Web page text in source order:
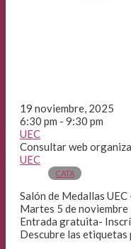
19 noviembre, 2025
6:30 pm - 9:30 pm
UEC
Consultar web
UEC
CATA
Salón de Medallas
Martes 5 de noviembre
Entrada gratuita-
Descubre las etiquetas